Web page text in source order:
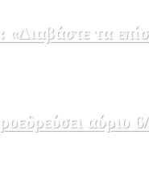
τα
αύριο